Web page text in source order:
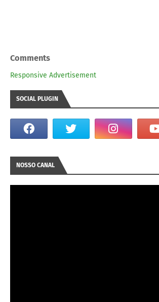
Comments
Responsive Advertisement
SOCIAL PLUGIN
NOSSO CANAL